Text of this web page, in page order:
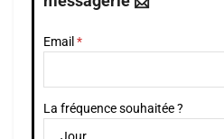
Email
La fréquence souhaitée ?